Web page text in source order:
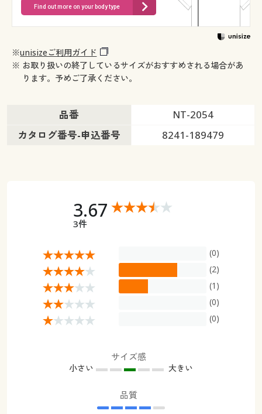
Find out more on your body type
※unisizeご利用ガイド
※ お取り扱いの終了しているサイズがおすすめされる場合があ
ります。予めご了承ください。
品番
NT-2054
カタログ番号-申込番号
8241-189479
3.67
3件
(0)
(2)
(1)
(0)
(0)
サイズ感
小さい 大きい
品質